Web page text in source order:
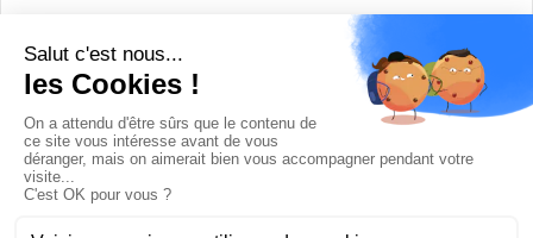
Devenir partenaire
© Copyright 2008 / 2026,DECODE MEDIA, The Innovation Media